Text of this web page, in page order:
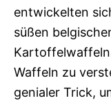
entwickelten
süßen
Waffeln zu
genialer Trick,